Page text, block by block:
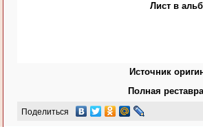
Лист в
Источник
Полная
Поделиться